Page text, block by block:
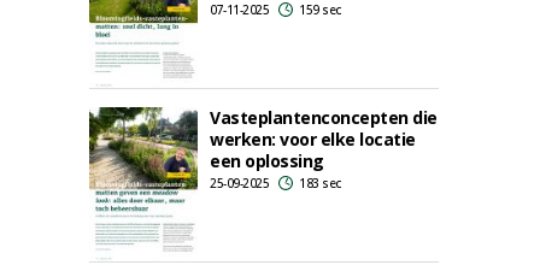
07-11-2025 159 sec
Vasteplantenconcepten die
werken: voor elke locatie
een oplossing
25-09-2025 183 sec